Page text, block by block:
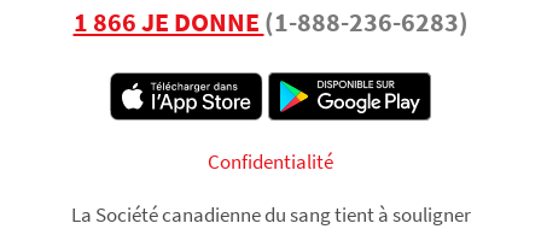
1 866 JE DONNE (1-888-236-6283)
Confidentialité
La Société canadienne du sang tient à souligner